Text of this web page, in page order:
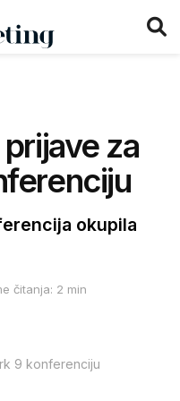
za
okupila
čitanja: 2 min